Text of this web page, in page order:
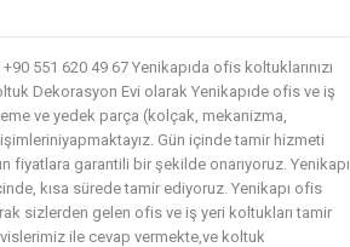
551 620 49 67 Yenikapıda ofis koltuklarınızı
Dekorasyon Evi olarak Yenikapıde ofis ve iş
ve yedek parça (kolçak, mekanizma,
Gün içinde tamir hizmeti
fiyatlara garantili bir şekilde onarıyoruz. Yenikapı
kısa sürede tamir ediyoruz. Yenikapı ofis
sizlerden gelen ofis ve iş yeri koltukları tamir
ile cevap vermekte,ve koltuk